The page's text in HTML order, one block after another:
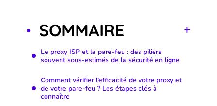
SOMMAIRE
Le proxy ISP et le pare-feu : des piliers
souvent sous-estimés de la sécurité en ligne
Comment vérifier l’efficacité de votre proxy et
de votre pare-feu ? Les étapes clés à
connaître